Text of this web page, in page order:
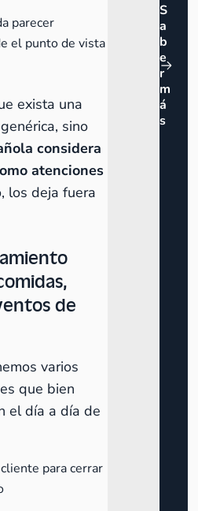
parecer
el punto de vista
exista una
sino
considera
atenciones
los deja fuera
de
varios
que bien
el día a día de
para cerrar
S
a
b
e
r
m
á
s